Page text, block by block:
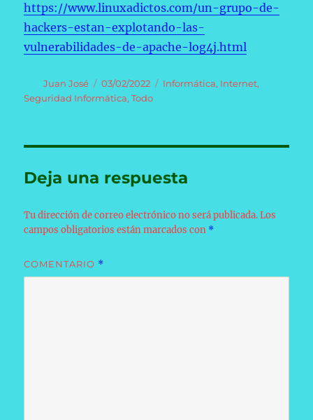
https://www.linuxadictos.com/un-grupo-de-
hackers-estan-explotando-las-
vulnerabilidades-de-apache-log4j.html
Autor
Juan José
Publicado
el
03/02/2022 Categorías
Informática, Internet,
Seguridad Informática,Todo
Deja una respuesta
Tu dirección de correo electrónico no será publicada. Los
campos obligatorios están marcados con *
COMENTARIO *